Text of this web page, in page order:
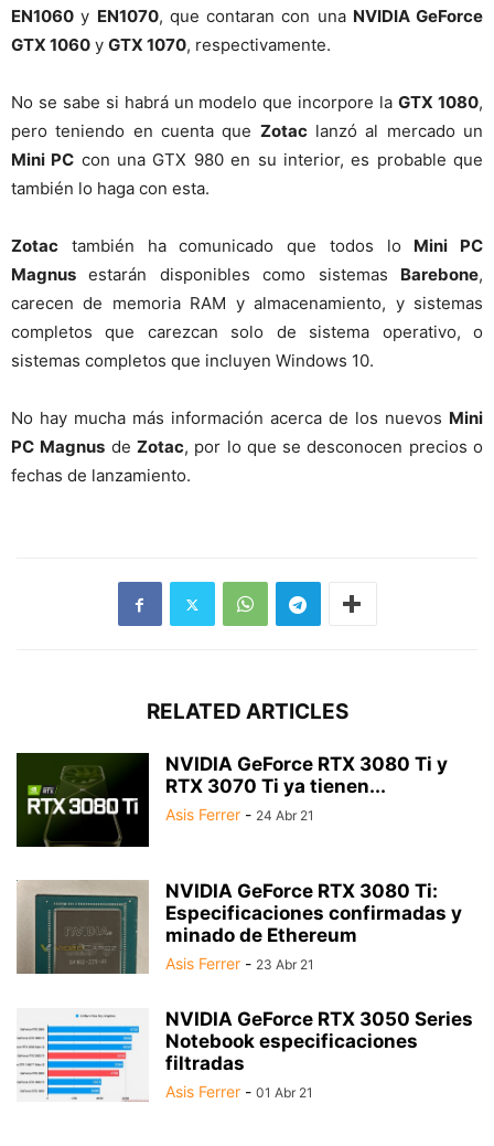
EN1060 y EN1070, que contaran con una NVIDIA GeForce
GTX 1060 y GTX 1070, respectivamente.
No se sabe si habrá un modelo que incorpore laGTX 1080,
pero teniendo en cuenta que Zotaclanzó al mercado un
Mini PC con una GTX 980 en su interior, es probable que
también lo haga con esta.
Zotac también ha comunicado que todos lo Mini PC
Magnus estarán disponibles como sistemas Barebone,
carecen de memoria RAM y almacenamiento, y sistemas
completos que carezcan solo de sistema operativo, o
sistemas completos que incluyen Windows 10.
No hay mucha más información acerca de los nuevos Mini
PC Magnus de Zotac, por lo que se desconocen precios o
fechas de lanzamiento.
RELATED ARTICLES
NVIDIA GeForce RTX 3080 Ti y
RTX 3070 Ti ya tienen...
Asis Ferrer - 24 Abr 21
NVIDIA GeForce RTX 3080 Ti:
Especificaciones confirmadas y
minado de Ethereum
Asis Ferrer - 23 Abr 21
NVIDIA GeForce RTX 3050 Series
Notebook especificaciones
filtradas
Asis Ferrer - 01 Abr 21